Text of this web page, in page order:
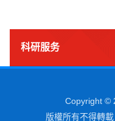
科研服务
Copyright ©
版權所有不得轉